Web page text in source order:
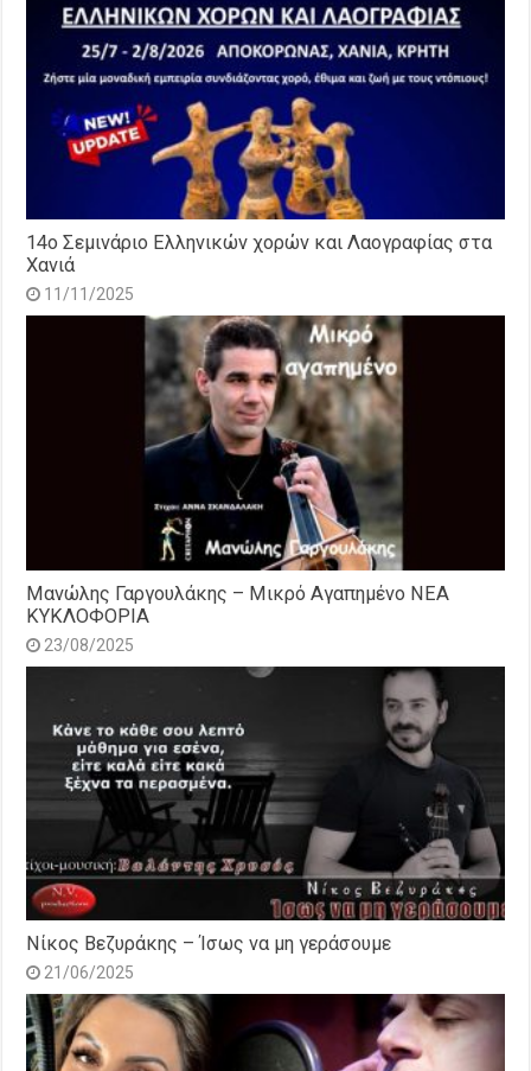
14o Σεμινάριο Ελληνικών χορών και Λαογραφίας στα
Χανιά
11/11/2025
Μανώλης Γαργουλάκης – Μικρό Αγαπημένο NEΑ
ΚΥΚΛΟΦΟΡΙΑ
23/08/2025
Νίκος Βεζυράκης – Ίσως να μη γεράσουμε
21/06/2025